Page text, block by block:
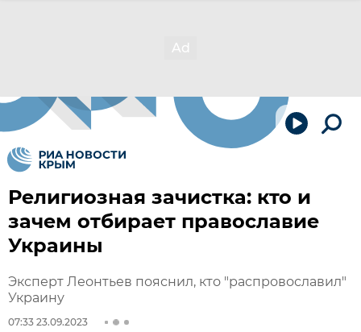
Религиозная зачистка: кто и
зачем отбирает православие
Украины
Эксперт Леонтьев пояснил, кто "распровославил"
Украину
07:33 23.09.2023